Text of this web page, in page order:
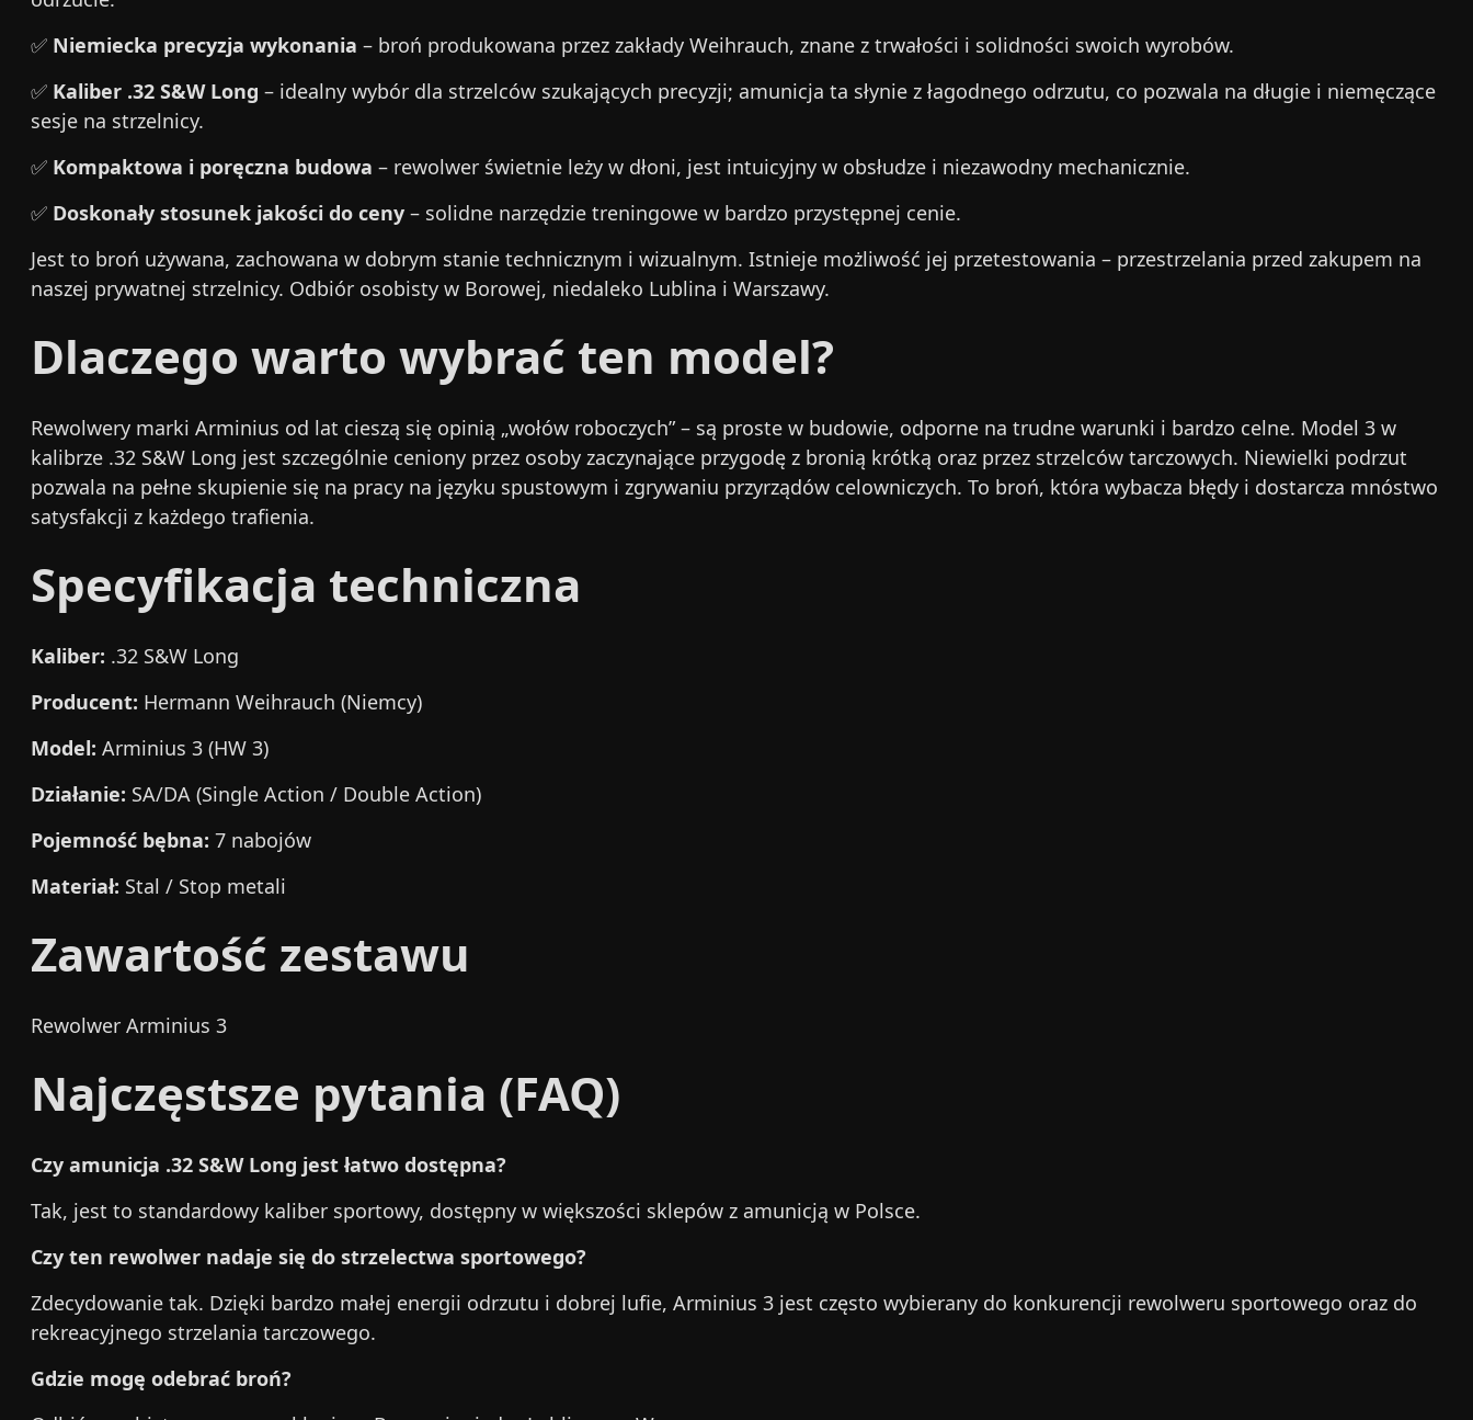
✅ Niemiecka precyzja wykonania – broń produkowana przez zakłady Weihrauch, znane z trwałości i solidności swoich wyrobów.
✅ Kaliber .32 S&W Long – idealny wybór dla strzelców szukających precyzji; amunicja ta słynie z łagodnego odrzutu, co pozwala na długie i niemęczące
sesje na strzelnicy.
✅ Kompaktowa i poręczna budowa – rewolwer świetnie leży w dłoni, jest intuicyjny w obsłudze i niezawodny mechanicznie.
✅ Doskonały stosunek jakości do ceny – solidne narzędzie treningowe w bardzo przystępnej cenie.
Jest to broń używana, zachowana w dobrym stanie technicznym i wizualnym. Istnieje możliwość jej przetestowania – przestrzelania przed zakupem na
naszej prywatnej strzelnicy. Odbiór osobisty w Borowej, niedaleko Lublina i Warszawy.
Dlaczego warto wybrać ten model?
Rewolwery marki Arminius od lat cieszą się opinią „wołów roboczych” – są proste w budowie, odporne na trudne warunki i bardzo celne. Model 3 w
kalibrze .32 S&W Long jest szczególnie ceniony przez osoby zaczynające przygodę z bronią krótką oraz przez strzelców tarczowych. Niewielki podrzut
pozwala na pełne skupienie się na pracy na języku spustowym i zgrywaniu przyrządów celowniczych. To broń, która wybacza błędy i dostarcza mnóstwo
satysfakcji z każdego trafienia.
Specyfikacja techniczna
Kaliber: .32 S&W Long
Producent: Hermann Weihrauch (Niemcy)
Model: Arminius 3 (HW 3)
Działanie: SA/DA (Single Action / Double Action)
Pojemność bębna: 7 nabojów
Materiał: Stal / Stop metali
Zawartość zestawu
Rewolwer Arminius 3
Najczęstsze pytania (FAQ)
Czy amunicja .32 S&W Long jest łatwo dostępna?
Tak, jest to standardowy kaliber sportowy, dostępny w większości sklepów z amunicją w Polsce.
Czy ten rewolwer nadaje się do strzelectwa sportowego?
Zdecydowanie tak. Dzięki bardzo małej energii odrzutu i dobrej lufie, Arminius 3 jest często wybierany do konkurencji rewolweru sportowego oraz do
rekreacyjnego strzelania tarczowego.
Gdzie mogę odebrać broń?